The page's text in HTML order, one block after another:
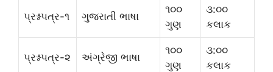
પ્રશ્નપત્ર-૧ ગુજરાતી ભાષા
૧૦૦
ગુણ
૩:૦૦
કલાક
પ્રશ્નપત્ર-૨ અંગ્રેજી ભાષા
૧૦૦
ગુણ
૩:૦૦
કલાક